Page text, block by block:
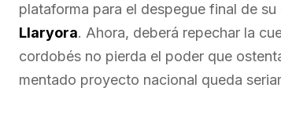
plataforma para el despegue final de
Llaryora. Ahora, deberá repechar la
cordobés no pierda el poder que
mentado proyecto nacional queda